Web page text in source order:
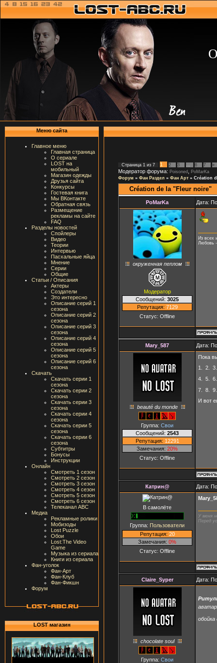
Меню сайта
Главное меню
Главная страница
О сериале
LOST на
мобильный
Магазин одежды
Друзья сайта
Конкурсы
Гостевая книга
Мы ВКонтакте
Обратная связь
Размещение
рекламы на сайте
FAQ
Разделы новостей
Спойлеры
Видео
Теории
Интервью
Пасхальные яйца
Мнение
Серии
Общие
Статьи / Описания
Актеры
Создатели
Это интересно
Описание серий 1
сезона
Описание серий 2
сезона
Описание серий 3
сезона
Описание серий 4
сезона
Описание серий 5
сезона
Описание серий 6
сезона
Скачать
Скачать серии 1
сезона
Скачать серии 2
сезона
Скачать серии 3
сезона
Скачать серии 4
сезона
Скачать серии 5
сезона
Скачать серии 6
сезона
Субтитры
Бонусы
Инструкции
Онлайн
Смотреть 1 сезон
Смотреть 2 сезон
Смотреть 3 сезон
Смотреть 4 сезон
Смотреть 5 сезон
Смотреть 6 сезон
Телеканал ABC
Медиа
Рекламные ролики
Мобизоды
Lost Puzzle
Обои
Lost:The Video
Game
Музыка из сериала
Книги из сериала
Фан-уголок
Фан-Арт
Фан-Клуб
Фан-Фикшн
Форум
LOST магазин
Страница 1 из 7 1 2 3 6 7 »
Модератор форума: Poisoned
PoMarKa
Форум » Фан Раздел » Фан Арт » Сréation
Сréation de la "Fleur noire"
PoMarKa Дата:
окруженная пеплом
Модератор
Сообщений: 3025
Репутация: 7129
Статус: Offline
Из всех
Любовь
Mary_587 Дата:
beauté du monde
Группа: Свои
Сообщений: 2543
Репутация: 12291
Замечания: 20%
Статус: Offline
Пока
1.
2.
4.
5.
7.
8.
И вот
Катрин@ Дата:
В самолёте
Группа: Пользователи
Репутация: 20
Замечания: 0%
Статус: Offline
У меня
Перед
Claire_Syper Дата:
chocolate soul
Группа: Свои
обойка